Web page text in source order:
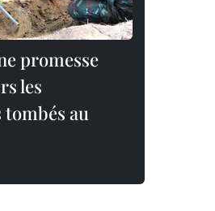
promesse
les
tombés au